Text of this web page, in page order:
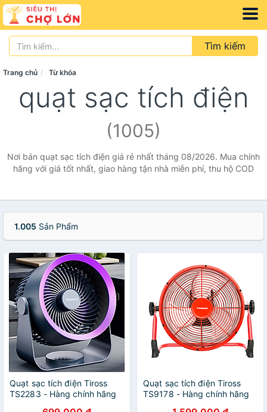
Tìm kiếm
Trang chủ Từ khóa
quạt sạc tích điện
(1005)
Nơi bán quạt sạc tích điện giá rẻ nhất tháng 08/2026. Mua chính
hãng với giá tốt nhất, giao hàng tận nhà miễn phí, thu hộ COD
1.005 Sản Phẩm
Quạt sạc tích điện Tiross
TS2283 - Hàng chính hãng
Quạt sạc tích điện Tiross
TS9178 - Hàng chính hãng